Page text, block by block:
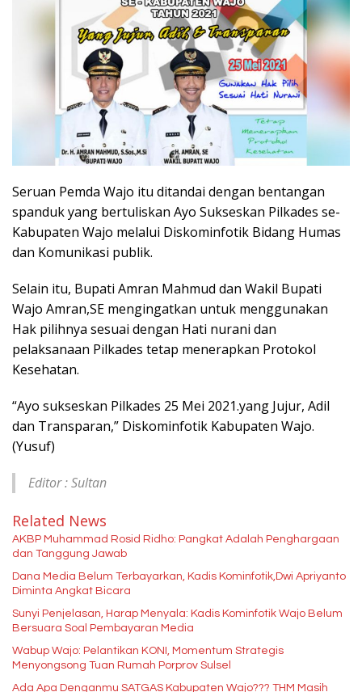
Seruan Pemda Wajo itu ditandai dengan bentangan
spanduk yang bertuliskan Ayo Sukseskan Pilkades se-
Kabupaten Wajo melalui Diskominfotik Bidang Humas
dan Komunikasi publik.
Selain itu, Bupati Amran Mahmud dan Wakil Bupati
Wajo Amran,SE mengingatkan untuk menggunakan
Hak pilihnya sesuai dengan Hati nurani dan
pelaksanaan Pilkades tetap menerapkan Protokol
Kesehatan.
“Ayo sukseskan Pilkades 25 Mei 2021.yang Jujur, Adil
dan Transparan,” Diskominfotik Kabupaten Wajo.
(Yusuf)
Editor : Sultan
Related News
AKBP Muhammad Rosid Ridho: Pangkat Adalah Penghargaan
dan Tanggung Jawab
Dana Media Belum Terbayarkan, Kadis Kominfotik,Dwi Apriyanto
Diminta Angkat Bicara
Sunyi Penjelasan, Harap Menyala: Kadis Kominfotik Wajo Belum
Bersuara Soal Pembayaran Media
Wabup Wajo: Pelantikan KONI, Momentum Strategis
Menyongsong Tuan Rumah Porprov Sulsel
Ada Apa Denganmu SATGAS Kabupaten Wajo??? THM Masih